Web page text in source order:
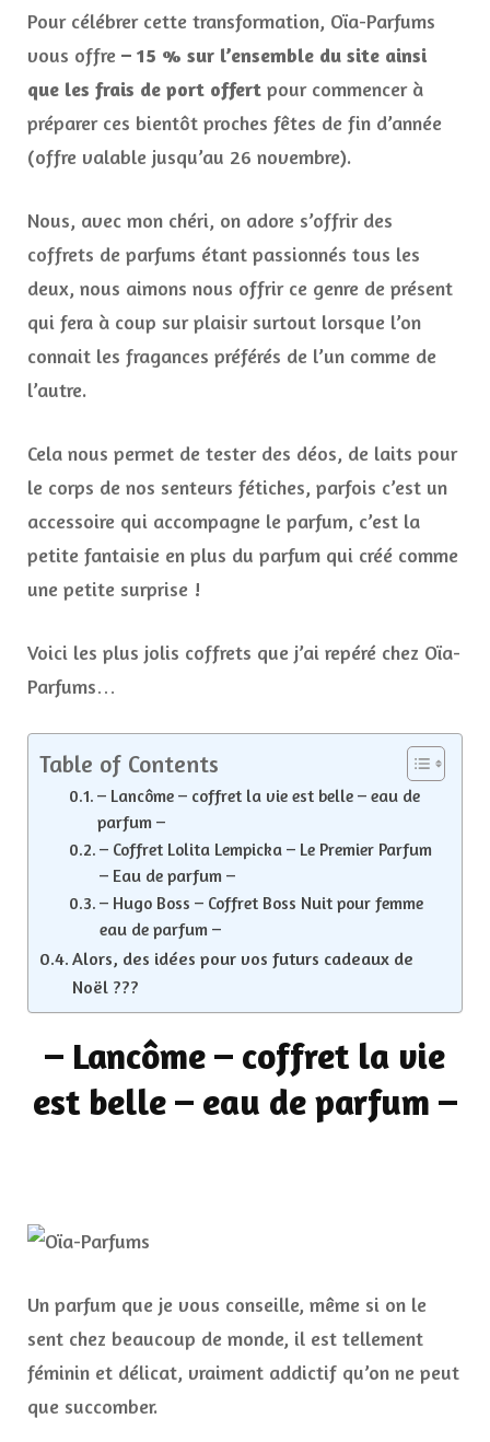
Pour célébrer cette transformation, Oïa-Parfums
vous offre – 15 % sur l’ensemble du site ainsi
que les frais de port offert pour commencer à
préparer ces bientôt proches fêtes de fin d’année
(offre valable jusqu’au 26 novembre).
Nous, avec mon chéri, on adore s’offrir des
coffrets de parfums étant passionnés tous les
deux, nous aimons nous offrir ce genre de présent
qui fera à coup sur plaisir surtout lorsque l’on
connait les fragances préférés de l’un comme de
l’autre.
Cela nous permet de tester des déos, de laits pour
le corps de nos senteurs fétiches, parfois c’est un
accessoire qui accompagne le parfum, c’est la
petite fantaisie en plus du parfum qui créé comme
une petite surprise !
Voici les plus jolis coffrets que j’ai repéré chez Oïa-
Parfums…
Table of Contents
– Lancôme – coffret la vie est belle – eau de
parfum –
– Coffret Lolita Lempicka – Le Premier Parfum
– Eau de parfum –
– Hugo Boss – Coffret Boss Nuit pour femme
eau de parfum –
Alors, des idées pour vos futurs cadeaux de
Noël ???
– Lancôme – coffret la vie
est belle – eau de parfum –
Un parfum que je vous conseille, même si on le
sent chez beaucoup de monde, il est tellement
féminin et délicat, vraiment addictif qu’on ne peut
que succomber.